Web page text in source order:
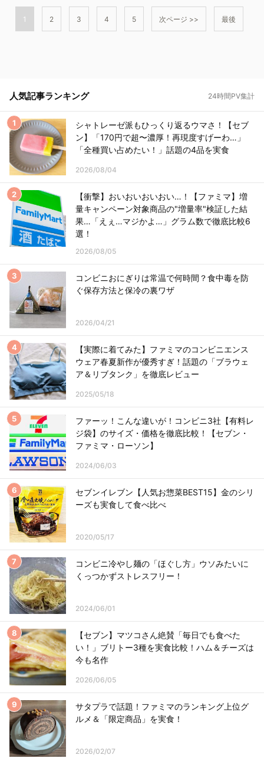
1 2 3 4 5 次ページ >> 最後
人気記事ランキング 24時間PV集計
シャトレーゼ派もひっくり返るウマさ！【セブ
ン】「170円で超〜濃厚！再現度すげーわ…」
「全種買い占めたい！」話題の4品を実食
2026/08/04
【衝撃】おいおいおいおい…！【ファミマ】増
量キャンペーン対象商品の"増量率"検証した結
果…「えぇ…マジかよ…」グラム数で徹底比較6
選！
2026/08/05
コンビニおにぎりは常温で何時間？食中毒を防
ぐ保存方法と保冷の裏ワザ
2026/04/21
【実際に着てみた】ファミマのコンビニエンス
ウェア春夏新作が優秀すぎ！話題の「ブラウェ
ア＆リブタンク」を徹底レビュー
2025/05/18
ファーッ！こんな違いが！コンビニ3社【有料レ
ジ袋】のサイズ・価格を徹底比較！【セブン・
ファミマ・ローソン】
2024/06/03
セブンイレブン【人気お惣菜BEST15】金のシリ
ーズも実食して食べ比べ
2020/05/17
コンビニ冷やし麺の「ほぐし方」ウソみたいに
くっつかずストレスフリー！
2024/06/01
【セブン】マツコさん絶賛「毎日でも食べた
い！」ブリトー3種を実食比較！ハム＆チーズは
今も名作
2026/06/05
サタプラで話題！ファミマのランキング上位グ
ルメ＆「限定商品」を実食！
2026/02/07